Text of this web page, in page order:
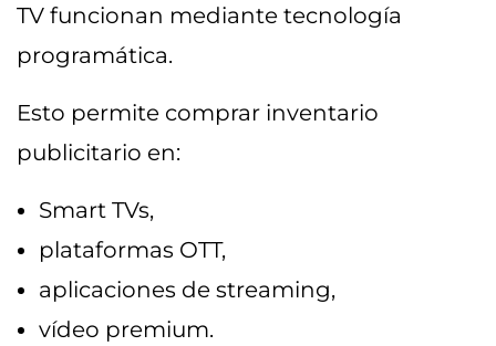
TV funcionan mediante tecnología
programática.
Esto permite comprar inventario
publicitario en:
Smart TVs,
plataformas OTT,
aplicaciones de streaming,
vídeo premium.